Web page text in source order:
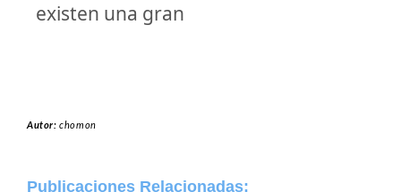
existen una gran
Autor:chomon
Publicaciones Relacionadas: